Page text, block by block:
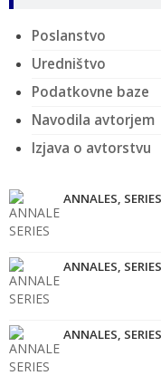
Poslanstvo
Uredništvo
Podatkovne baze
Navodila avtorjem
Izjava o avtorstvu
ANNALES,
ANNALES,
ANNALES,